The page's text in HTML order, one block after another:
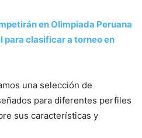
en Olimpiada Peruana
clasificar a torneo en
una selección de
para diferentes perfiles
sus características y